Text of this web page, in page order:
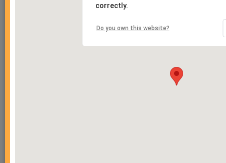
correctly.
Do you own this website?